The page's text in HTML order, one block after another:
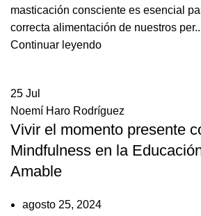
masticación consciente es esencial
correcta alimentación de nuestros
Continuar leyendo
25 Jul
Noemí Haro Rodríguez
Vivir el momento presente
Mindfulness en la
Amable
agosto 25, 2024